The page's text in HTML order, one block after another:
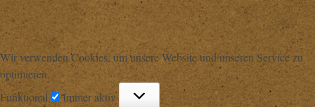
Wir verwenden Cookies, um unsere Website und unseren Service zu
optimieren.
Funktional
Funktional
Immer aktiv